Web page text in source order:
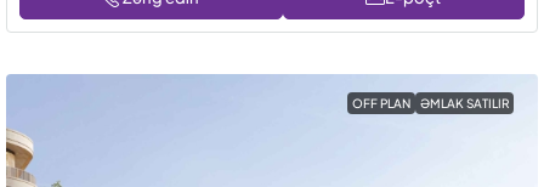
OFF PLAN ƏMLAK SATILIR